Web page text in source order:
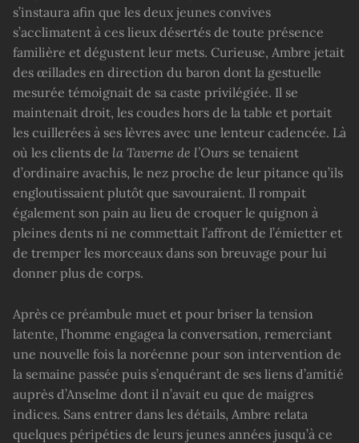
s’instaura afin que les deux jeunes convives
s’acclimatent à ces lieux désertés de toute présence
familière et dégustent leur mets. Curieuse, Ambre jetait
des œillades en direction du baron dont la gestuelle
mesurée témoignait de sa caste privilégiée. Il se
maintenait droit, les coudes hors de la table et portait
les cuillerées à ses lèvres avec une lenteur cadencée. Là
où les clients de la Taverne de l’Ours se tenaient
d’ordinaire avachis, le nez proche de leur pitance qu’ils
engloutissaient plutôt que savouraient. Il rompait
également son pain au lieu de croquer le quignon à
pleines dents ni ne commettait l’affront de l’émietter et
de tremper les morceaux dans son breuvage pour lui
donner plus de corps.
Après ce préambule muet et pour briser la tension
latente, l’homme engagea la conversation, remerciant
une nouvelle fois la noréenne pour son intervention de
la semaine passée puis s’enquérant de ses liens d’amitié
auprès d’Anselme dont il n’avait eu que de maigres
indices. Sans entrer dans les détails, Ambre relata
quelques péripéties de leurs jeunes années jusqu’à ce